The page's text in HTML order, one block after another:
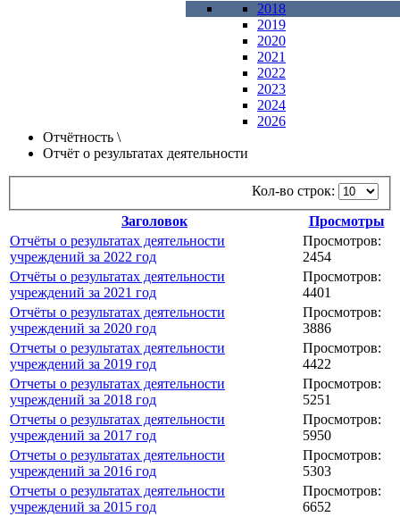
2018
2019
2020
2021
2022
2023
2024
2026
Отчётность \
Отчёт о результатах деятельности
Кол-во строк:
Заголовок
Просмотры
Отчёты о результатах деятельности
учреждений за 2022 год
Просмотров:
2454
Отчёты о результатах деятельности
учреждений за 2021 год
Просмотров:
4401
Отчёты о результатах деятельности
учреждений за 2020 год
Просмотров:
3886
Отчеты о результатах деятельности
учреждений за 2019 год
Просмотров:
4422
Отчеты о результатах деятельности
учреждений за 2018 год
Просмотров:
5251
Отчеты о результатах деятельности
учреждений за 2017 год
Просмотров:
5950
Отчеты о результатах деятельности
учреждений за 2016 год
Просмотров:
5303
Отчеты о результатах деятельности
учреждений за 2015 год
Просмотров:
6652